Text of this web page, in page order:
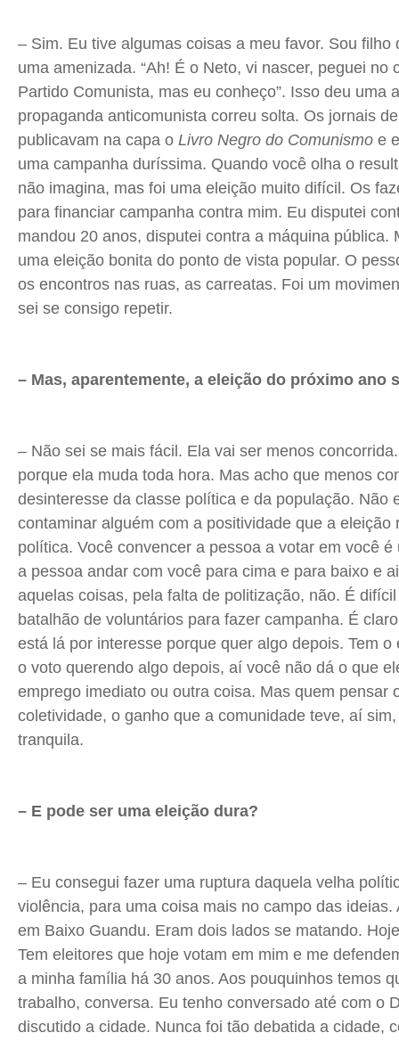
– Sim. Eu tive algumas coisas a meu favor. Sou filho
uma amenizada. “Ah! É o Neto, vi nascer, peguei no
Partido Comunista, mas eu conheço”. Isso deu uma
propaganda anticomunista correu solta. Os jornais
publicavam na capa o Livro Negro do Comunismo e
uma campanha duríssima. Quando você olha o
não imagina, mas foi uma eleição muito difícil. Os
para financiar campanha contra mim. Eu disputei
mandou 20 anos, disputei contra a máquina pública.
uma eleição bonita do ponto de vista popular. O
os encontros nas ruas, as carreatas. Foi um
sei se consigo repetir.
– Mas, aparentemente, a eleição do próximo ano
– Não sei se mais fácil. Ela vai ser menos
porque ela muda toda hora. Mas acho que menos
desinteresse da classe política e da população. Não
contaminar alguém com a positividade que a eleição
política. Você convencer a pessoa a votar em você
a pessoa andar com você para cima e para baixo e
aquelas coisas, pela falta de politização, não. É
batalhão de voluntários para fazer campanha. É
está lá por interesse porque quer algo depois. Tem
o voto querendo algo depois, aí você não dá o que
emprego imediato ou outra coisa. Mas quem pensar
coletividade, o ganho que a comunidade teve, aí
tranquila.
– E pode ser uma eleição dura?
– Eu consegui fazer uma ruptura daquela velha
violência, para uma coisa mais no campo das ideias.
em Baixo Guandu. Eram dois lados se matando.
Tem eleitores que hoje votam em mim e me
a minha família há 30 anos. Aos pouquinhos temos
trabalho, conversa. Eu tenho conversado até com o
discutido a cidade. Nunca foi tão debatida a cidade,